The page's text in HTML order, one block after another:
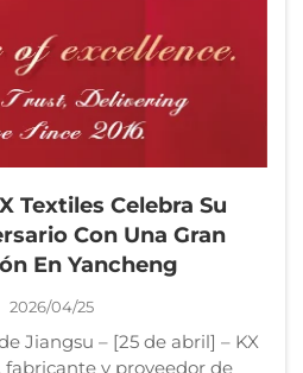
Textiles Celebra Su
Con Una Gran
En Yancheng
2026/04/25
Jiangsu – [25 de abril] – KX
fabricante y proveedor de